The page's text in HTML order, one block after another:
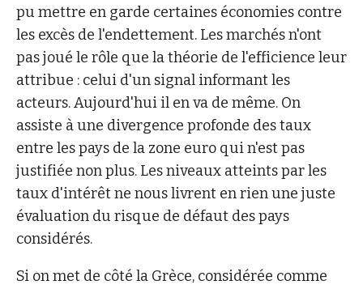
pu mettre en garde certaines économies contre
les excès de l'endettement. Les marchés n'ont
pas joué le rôle que la théorie de l'efficience leur
attribue : celui d'un signal informant les
acteurs. Aujourd'hui il en va de même. On
assiste à une divergence profonde des taux
entre les pays de la zone euro qui n'est pas
justifiée non plus. Les niveaux atteints par les
taux d'intérêt ne nous livrent en rien une juste
évaluation du risque de défaut des pays
considérés.
Si on met de côté la Grèce, considérée comme